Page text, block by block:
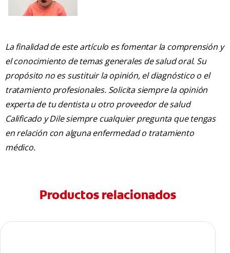
La finalidad de este artículo es fomentar la comprensión y
el conocimiento de temas generales de salud oral. Su
propósito no es sustituir la opinión, el diagnóstico o el
tratamiento profesionales. Solicita siempre la opinión
experta de tu dentista u otro proveedor de salud
Calificado y Dile siempre cualquier pregunta que tengas
en relación con alguna enfermedad o tratamiento
médico.
Productos relacionados